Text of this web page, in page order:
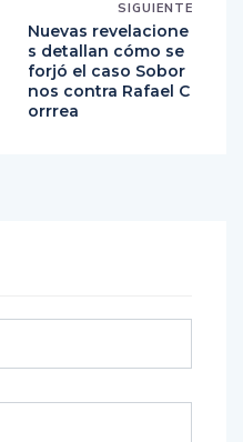
SIGUIENTE
Nuevas revelacione
s detallan cómo se
forjó el caso Sobor
nos contra Rafael C
orrrea